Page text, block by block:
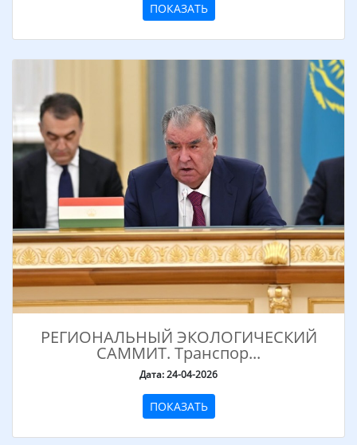
ПОКАЗАТЬ
РЕГИОНАЛЬНЫЙ ЭКОЛОГИЧЕСКИЙ
САММИТ. Транспор...
Дата: 24-04-2026
ПОКАЗАТЬ